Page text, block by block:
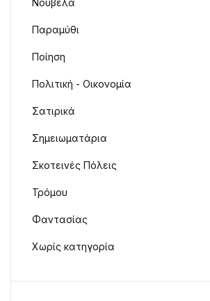
Νουβέλα
Παραμύθι
Ποίηση
Πολιτική - Οικονομία
Σατιρικά
Σημειωματάρια
Σκοτεινές Πόλεις
Τρόμου
Φαντασίας
Χωρίς κατηγορία